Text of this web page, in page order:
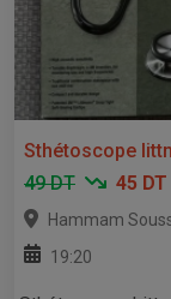
Sthétoscope
49 DT
45 DT
Hammam
19:20